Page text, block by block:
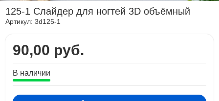
125-1 Слайдер для ногтей 3D объёмный
Артикул:3d125-1
90,00 руб.
В наличии